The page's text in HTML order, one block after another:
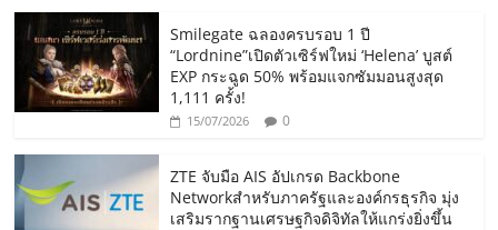
Smilegate ฉลองครบรอบ 1 ปี
“Lordnine”เปิดตัวเซิร์ฟใหม่ ‘Helena’ บูสต์
EXP กระฉูด 50% พร้อมแจกซัมมอนสูงสุด
1,111 ครั้ง!
15/07/2026 0
ZTE จับมือ AIS อัปเกรด Backbone
Networkสำหรับภาครัฐและองค์กรธุรกิจ มุ่ง
เสริมรากฐานเศรษฐกิจดิจิทัลให้แกร่งยิ่งขึ้น